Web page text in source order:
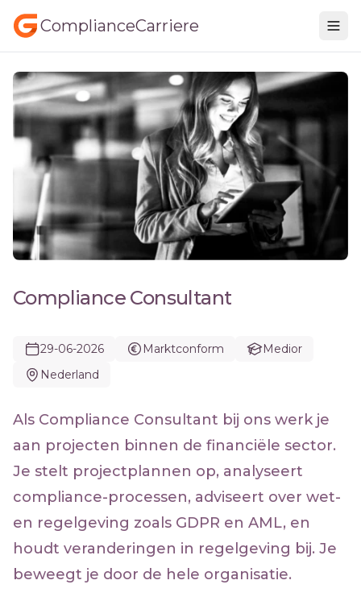
ComplianceCarriere
Compliance Consultant
29-06-2026 Marktconform
Medior
Nederland
Als Compliance Consultant bij ons werk je
aan projecten binnen de financiële sector.
Je stelt projectplannen op, analyseert
compliance-processen, adviseert over wet-
en regelgeving zoals GDPR en AML, en
houdt veranderingen in regelgeving bij. Je
beweegt je door de hele organisatie.